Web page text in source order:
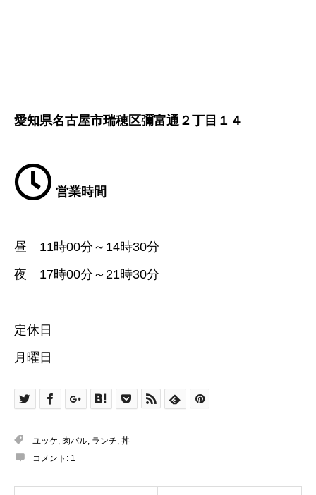
愛知県名古屋市瑞穂区彌富通２丁目１４
営業時間
昼 11時00分～14時30分
夜 17時00分～21時30分
定休日
月曜日
ユッケ 肉バル ランチ 丼
コメント: 1